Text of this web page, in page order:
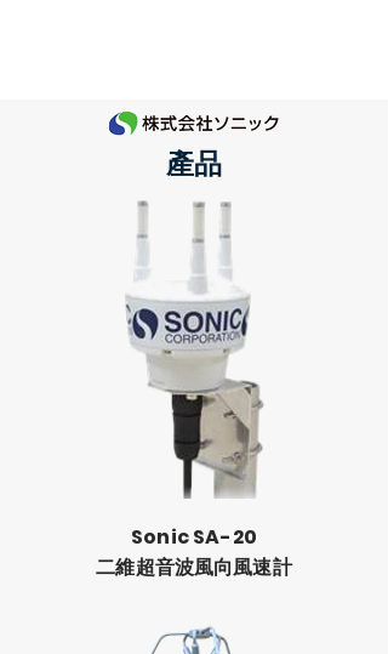
​產品
Sonic SA-20
​二維超音波風向風速計